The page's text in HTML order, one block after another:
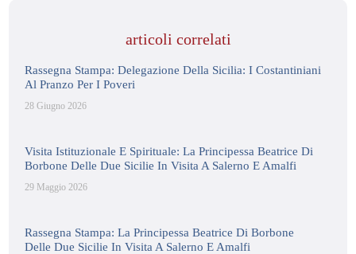
articoli correlati
Rassegna Stampa: Delegazione Della Sicilia: I Costantiniani
Al Pranzo Per I Poveri
28 Giugno 2026
Visita Istituzionale E Spirituale: La Principessa Beatrice Di
Borbone Delle Due Sicilie In Visita A Salerno E Amalfi
29 Maggio 2026
Rassegna Stampa: La Principessa Beatrice Di Borbone
Delle Due Sicilie In Visita A Salerno E Amalfi